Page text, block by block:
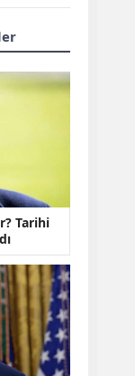
İşlem
Farklar |
Rekora
Düştü
Maaş
ve
Hamlesi:
30
Destek
Tarihi